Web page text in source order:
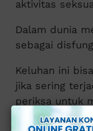
aktivitas
Dalam dunia
sebagai
Keluhan ini
jika sering
periksa untuk
penyebabnya.